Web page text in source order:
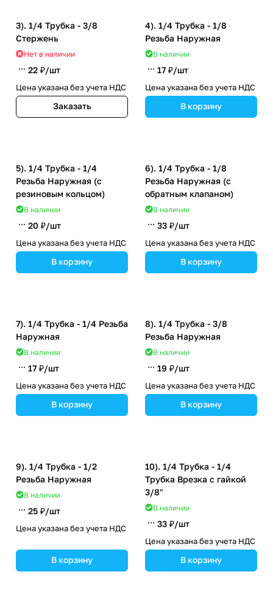
3). 1/4 Трубка - 3/8
Стержень
Нет в наличии
22 ₽/шт
Цена указана без учета НДС
Заказать
4). 1/4 Трубка - 1/8
Резьба Наружная
В наличии
17 ₽/шт
Цена указана без учета НДС
В корзину
5). 1/4 Трубка - 1/4
Резьба Наружная (с
резиновым кольцом)
В наличии
20 ₽/шт
Цена указана без учета НДС
В корзину
6). 1/4 Трубка - 1/8
Резьба Наружная (с
обратным клапаном)
В наличии
33 ₽/шт
Цена указана без учета НДС
В корзину
7). 1/4 Трубка - 1/4 Резьба
Наружная
В наличии
17 ₽/шт
Цена указана без учета НДС
В корзину
8). 1/4 Трубка - 3/8
Резьба Наружная
В наличии
19 ₽/шт
Цена указана без учета НДС
В корзину
9). 1/4 Трубка - 1/2
Резьба Наружная
В наличии
25 ₽/шт
Цена указана без учета НДС
В корзину
10). 1/4 Трубка - 1/4
Трубка Врезка с гайкой
3/8"
В наличии
33 ₽/шт
Цена указана без учета НДС
В корзину